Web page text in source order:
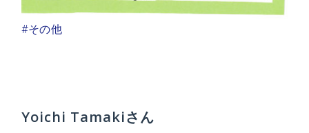
#その他
Yoichi Tamakiさん